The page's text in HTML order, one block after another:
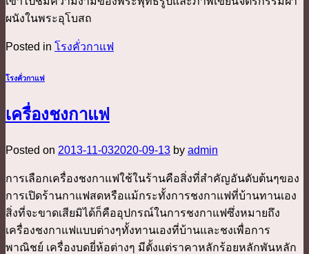
ผนังในพระอุโบสถ
Posted in โรงคั่วกาแฟ
โรงคั่วกาแฟ
เครื่องชงกาแฟ
Posted on 2013-11-032020-09-13 by admin
การเลือกเครื่องชงกาแฟใช้ในร้านคือสิ่งที่สำคัญอันดับต้นๆของ
การเปิดร้านกาแฟสดหรือแม้กระทั้งการชงกาแฟที่บ้านทานเอง
สิ่งที่จะขาดเสียมิได้ก็คืออุปกรณ์ในการชงกาแฟซึ่งหมายถึง
เครื่องชงกาแฟแบบต่างๆทั้งทานเองที่บ้านและชงเพื่อการ
พาณิชย์ เครื่องบดยี่ห้อต่างๆ มีตั้งแต่ราคาหลักร้อยหลักพันหลัก